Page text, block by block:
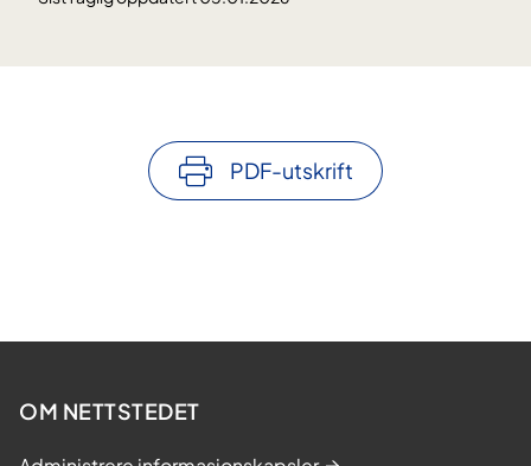
PDF-utskrift
OM NETTSTEDET